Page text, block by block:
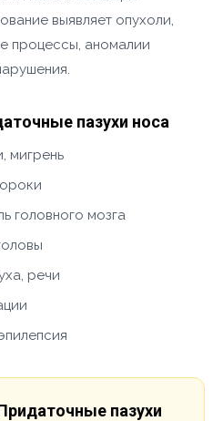
выявляет опухоли,
процессы, аномалии
пазухи носа
мигрень
головного мозга
речи
пазухи